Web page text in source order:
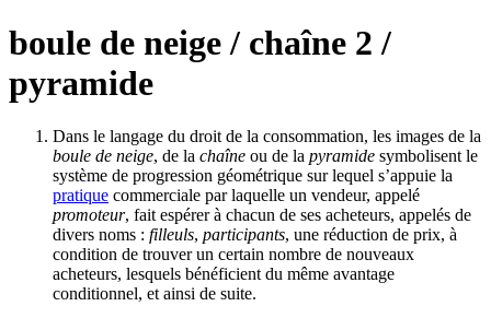
boule de neige / chaîne 2 /
pyramide
Dans le langage du droit de la consommation, les images de la
boule de neige, de la chaîne ou de la pyramide symbolisent le
système de progression géométrique sur lequel s’appuie la
pratique commerciale par laquelle un vendeur, appelé
promoteur, fait espérer à chacun de ses acheteurs, appelés de
divers noms : filleuls, participants, une réduction de prix, à
condition de trouver un certain nombre de nouveaux
acheteurs, lesquels bénéficient du même avantage
conditionnel, et ainsi de suite.